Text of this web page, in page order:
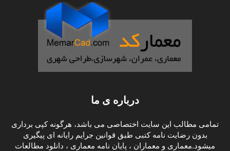
درباره ی ما
تمامی مطالب این سایت اختصاصی می باشد، هرگونه کپی برداری
بدون رضایت نامه کتبی طبق قوانین جرایم رایانه ای پیگیری
میشود.معماری و معماران ، پایان نامه معماری ، دانلود مطالعات